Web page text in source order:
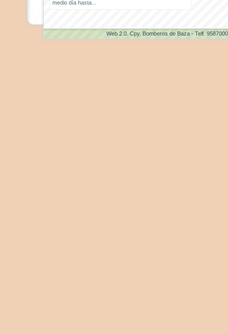
medio día hasta...
Web 2.0 . Cpy. Bomberos de Baza - Telf.